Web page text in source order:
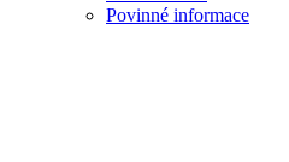
Povinné informace